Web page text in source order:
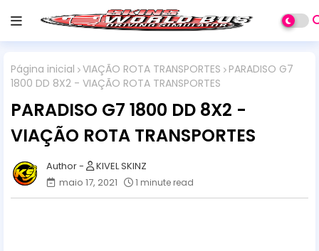
Página inicial VIAÇÃO ROTA TRANSPORTES
PARADISO G7
1800 DD 8X2 - VIAÇÃO ROTA TRANSPORTES
PARADISO G7 1800 DD 8X2 -
VIAÇÃO ROTA TRANSPORTES
KIVEL SKINZ
maio 17, 2021
1 minute read